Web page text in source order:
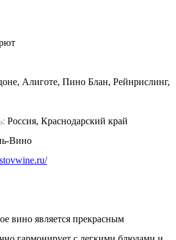
Алиготе, Пино Блан, Рейнрислинг,
Россия, Краснодарский край
Вино
вино является прекрасным